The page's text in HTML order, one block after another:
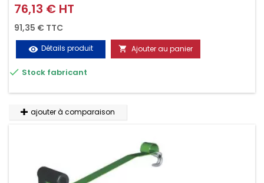
d'un seul geste aussi bien contre le vol que pendant le
transport. Référence vendue par paire.
Prix
76,13 € HT
91,35 € TTC
visibility Détails produit  Ajouter au panier
 Stock fabricant
ajouter à comparaison